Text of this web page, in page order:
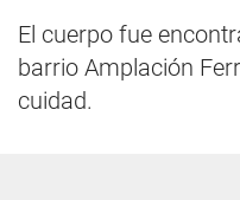
El cuerpo fue
barrio Amplación
cuidad.